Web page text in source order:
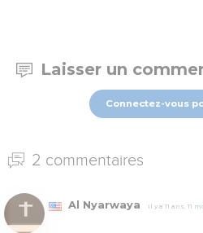
Laisser un
Connectez-vous
2 commentaires
Al Nyarwaya Il y a 11 ans, 11